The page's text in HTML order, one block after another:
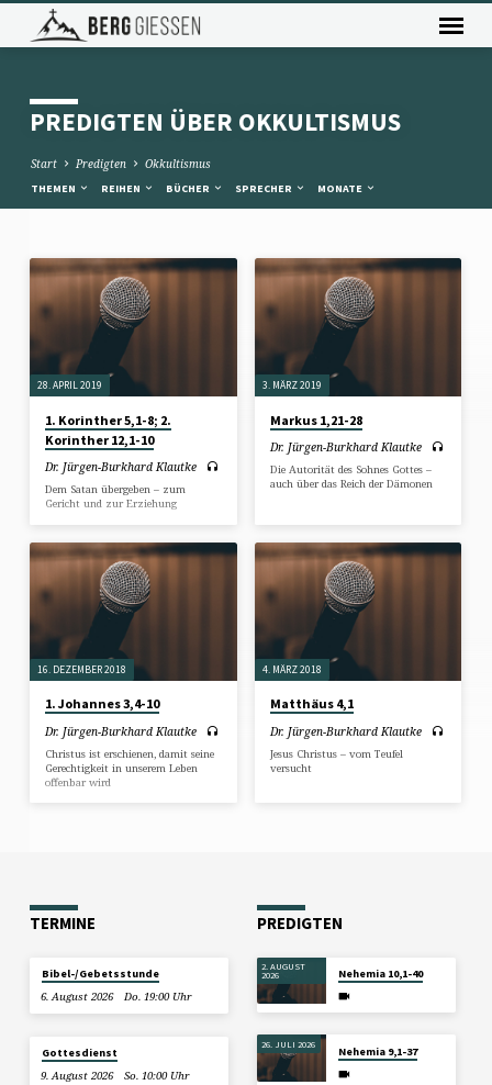
PREDIGTEN ÜBER OKKULTISMUS
Start Predigten Okkultismus
THEMEN REIHEN BÜCHER SPRECHER MONATE
PREDIGTEN
ÜBER
OKKULTISMUS
28. APRIL 2019
1. Korinther 5,1-8; 2.
Korinther 12,1-10
Dr. Jürgen-Burkhard Klautke
Dem Satan übergeben – zum
Gericht und zur Erziehung
3. MÄRZ 2019
Markus 1,21-28
Dr. Jürgen-Burkhard Klautke
Die Autorität des Sohnes Gottes –
auch über das Reich der Dämonen
16. DEZEMBER 2018
1. Johannes 3,4-10
Dr. Jürgen-Burkhard Klautke
Christus ist erschienen, damit seine
Gerechtigkeit in unserem Leben
offenbar wird
4. MÄRZ 2018
Matthäus 4,1
Dr. Jürgen-Burkhard Klautke
Jesus Christus – vom Teufel
versucht
TERMINE
Bibel-/Gebetsstunde
6. August 2026
Do. 19:00 Uhr
Gottesdienst
9. August 2026
So. 10:00 Uhr
PREDIGTEN
2. AUGUST
2026 Nehemia 10,1-40
26. JULI 2026
Nehemia 9,1-37